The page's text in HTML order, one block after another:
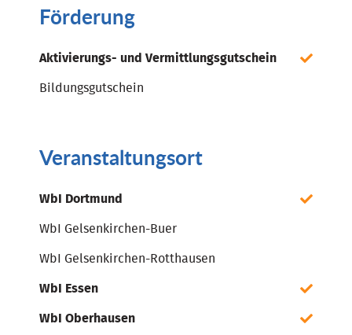
Förderung
Aktivierungs- und Vermittlungsgutschein
Bildungsgutschein
Veranstaltungsort
WbI Dortmund
WbI Gelsenkirchen-Buer
WbI Gelsenkirchen-Rotthausen
WbI Essen
WbI Oberhausen